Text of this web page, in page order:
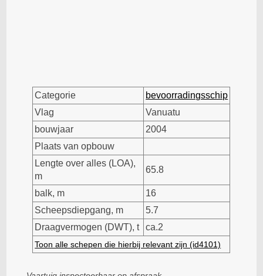
Categorie
bevoorradingsschip
Vlag
Vanuatu
bouwjaar
2004
Plaats van opbouw
Lengte over alles (LOA),
m
65.8
balk, m
16
Scheepsdiepgang, m
5.7
Draagvermogen (DWT), t
ca.2
Toon alle schepen die hierbij relevant zijn (id4101)